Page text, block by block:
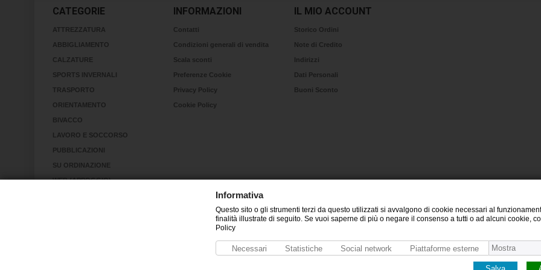
CATEGORIE
ATTREZZATURA
ABBIGLIAMENTO
CALZATURE
SPORTS INVERNALI
TRASPORTO
ORIENTAMENTO
BIVACCO
LAVORO E SOCCORSO
PUBBLICAZIONI
SU ORDINAZIONE
WEB (APPOGGIO)
INFORMAZIONI
Contatti
Condizioni generali di vendita
Scala sconti
Preferenze Cookie
Privacy Policy
Cookie Policy
IL MIO ACCOUNT
Storico Ordini
Note di Credito
Indirizzi
Dati Personali
Buoni Sconto
Informativa
Questo sito o gli strumenti terzi da questo utilizzati si avvalgono di cookie necessari al
finalità illustrate di seguito. Se vuoi saperne di più o negare il consenso a tutti o ad alcuni cookie,
Policy
Necessari Statistiche Social network Piattaforme esterne Mostra